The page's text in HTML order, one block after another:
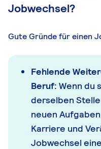
Jobwechsel?
Gute Gründe für einen
Fehlende
Beruf: Wenn du
derselben
neuen
Karriere und
Jobwechsel